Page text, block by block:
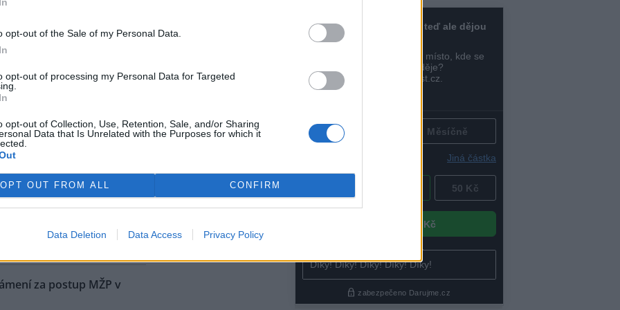
opt-out of the Sale of my Personal Data.
opt-out of processing my Personal Data for Targeted
opt-out of Collection, Use, Retention, Sale, and/or Sharing
Data that Is Unrelated with the Purposes for which it
OPT OUT FROM ALL CONFIRM
Data Deletion Data Access Privacy Policy
automobilka přijala
informací Škoda
trhu začínat na 1,15
na přelomu roku.
níž, než bývá v létě
vodní nádrže Vír na
je oproti běžnému stavu v
asi o osm metrů. Z vody už
i kamenné obruby kdysi
cesty. Nádrž je ale pořád
do vodáren, i když je letošní
řekl ČTK vedoucí hrázný
za postup MŽP v